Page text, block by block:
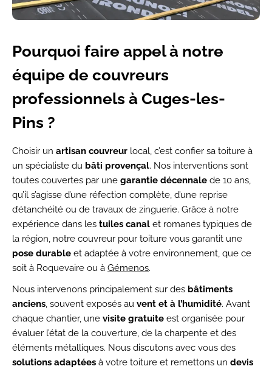
Pourquoi faire appel à notre
équipe de couvreurs
professionnels à Cuges-les-
Pins ?
Choisir un artisan couvreur local, c’est confier sa toiture à
un spécialiste du bâti provençal. Nos interventions sont
toutes couvertes par une garantie décennale de 10 ans,
qu’il s’agisse d’une réfection complète, d’une reprise
d’étanchéité ou de travaux de zinguerie. Grâce à notre
expérience dans les tuiles canal et romanes typiques de
la région, notre couvreur pour toiture vous garantit une
pose durable et adaptée à votre environnement, que ce
soit à Roquevaire ou à Gémenos.
Nous intervenons principalement sur des bâtiments
anciens, souvent exposés au vent et à l’humidité. Avant
chaque chantier, une visite gratuite est organisée pour
évaluer l’état de la couverture, de la charpente et des
éléments métalliques. Nous discutons avec vous des
solutions adaptées à votre toiture et remettons un devis